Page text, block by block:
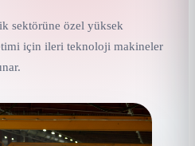
sektörüne özel yüksek
için ileri teknoloji makineler